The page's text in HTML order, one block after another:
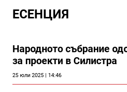
ЕСЕНЦИЯ
Народното събрание
за проекти в Силистра
25 юли 2025 | 14:46